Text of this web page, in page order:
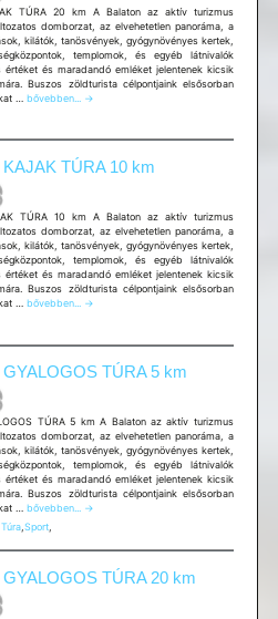
TÚRA 20 km A Balaton az aktív turizmus
domborzat, az elvehetetlen panoráma, a
kilátók, tanösvények, gyógynövényes kertek,
templomok, és egyéb látnivalók
értéket és maradandó emléket jelentenek kicsik
Buszos zöldturista célpontjaink elsősorban
… SPORT
TÚRA
km
bővebben...
→
TÚRA 10 km
TÚRA 10 km A Balaton az aktív turizmus
domborzat, az elvehetetlen panoráma, a
kilátók, tanösvények, gyógynövényes kertek,
templomok, és egyéb látnivalók
értéket és maradandó emléket jelentenek kicsik
Buszos zöldturista célpontjaink elsősorban
… SPORT
TÚRA
km
bővebben...
→
TÚRA 5 km
TÚRA 5 km A Balaton az aktív turizmus
domborzat, az elvehetetlen panoráma, a
kilátók, tanösvények, gyógynövényes kertek,
templomok, és egyéb látnivalók
értéket és maradandó emléket jelentenek kicsik
Buszos zöldturista célpontjaink elsősorban
… SPORT
–
GYALOGOS
TÚRA
km
bővebben...
→
, Sport,
TÚRA 20 km